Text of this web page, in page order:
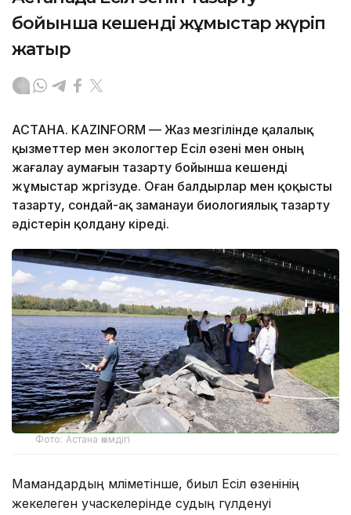
бойынша кешенді жұмыстар жүріп
жатыр
АСТАНА. KAZINFORM — Жаз мезгілінде қалалық
қызметтер мен экологтер Есіл өзені мен оның
жағалау аумағын тазарту бойынша кешенді
жұмыстар жүргізуде. Оған балдырлар мен қоқысты
тазарту, сондай-ақ заманауи биологиялық тазарту
әдістерін қолдану кіреді.
Фото: Астана әкімдігі
Мамандардың мәліметінше, биыл Есіл өзенінің
жекелеген учаскелерінде судың гүлденуі